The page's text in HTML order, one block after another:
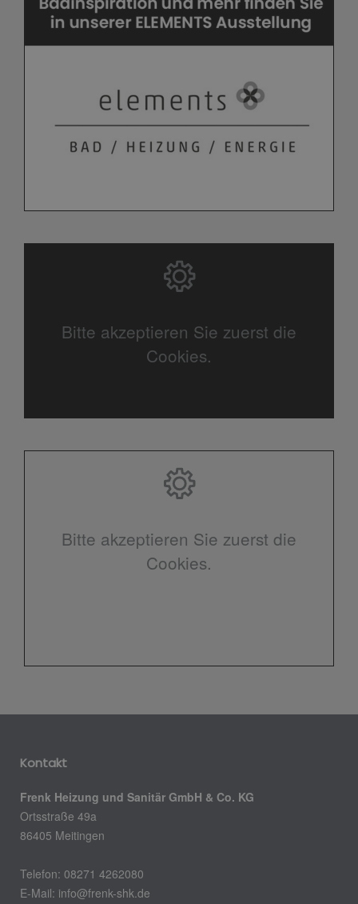
Bitte akzeptieren Sie zuerst die
Cookies.
Bitte akzeptieren Sie zuerst die
Cookies.
Kontakt
Frenk Heizung und Sanitär GmbH & Co. KG
Ortsstraße 49a
86405 Meitingen
Telefon: 08271 4262080
E-Mail: info@frenk-shk.de